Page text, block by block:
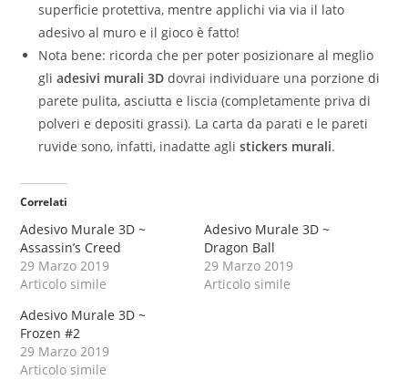
superficie protettiva, mentre applichi via via il lato
adesivo al muro e il gioco è fatto!
Nota bene: ricorda che per poter posizionare al meglio
gliadesivi murali 3D dovrai individuare una porzione di
parete pulita, asciutta e liscia (completamente priva di
polveri e depositi grassi). La carta da parati e le pareti
ruvide sono, infatti, inadatte aglistickers murali.
Correlati
Adesivo Murale 3D ~
Assassin’s Creed
29 Marzo 2019
Articolo simile
Adesivo Murale 3D ~
Dragon Ball
29 Marzo 2019
Articolo simile
Adesivo Murale 3D ~
Frozen #2
29 Marzo 2019
Articolo simile